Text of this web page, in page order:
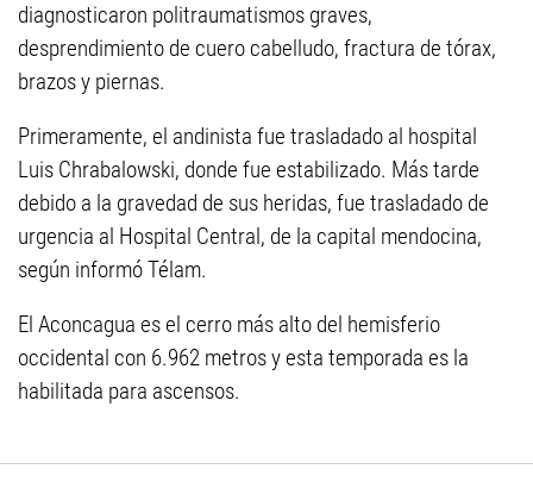
diagnosticaron politraumatismos graves,
desprendimiento de cuero cabelludo, fractura de tórax,
brazos y piernas.
Primeramente, el andinista fue trasladado al hospital
Luis Chrabalowski, donde fue estabilizado. Más tarde
debido a la gravedad de sus heridas, fue trasladado de
urgencia al Hospital Central, de la capital mendocina,
según informó Télam.
El Aconcagua es el cerro más alto del hemisferio
occidental con 6.962 metros y esta temporada es la
habilitada para ascensos.